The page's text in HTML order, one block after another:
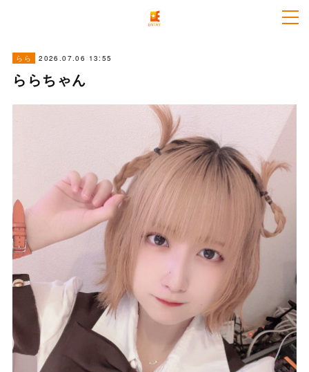
らら 2026.07.06 13:55
ららちゃん